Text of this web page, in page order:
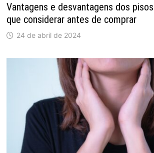
Vantagens e desvantagens dos
que considerar antes de comprar
24 de abril de 2024